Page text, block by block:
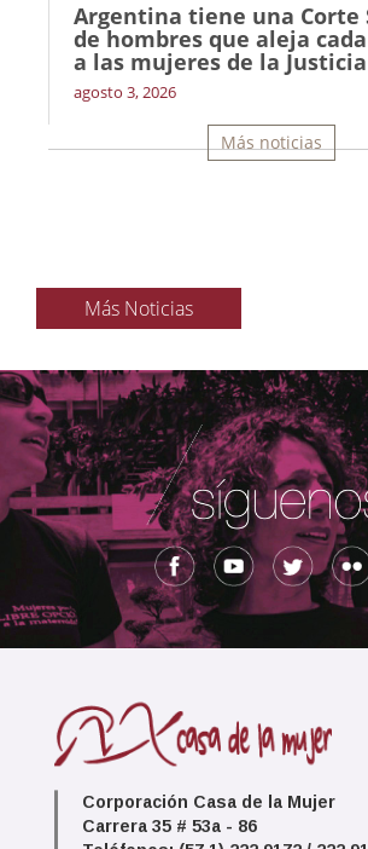
Argentina tiene una Corte
de hombres que aleja
a las mujeres de la Justicia
agosto 3, 2026
Más noticias
Más Noticias
Corporación Casa de la Mujer
Carrera 35 # 53a - 86